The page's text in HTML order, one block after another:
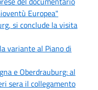
Europea"
si conclude la visita
variante al Piano di
e Oberdrauburg: al
sera il collegamento